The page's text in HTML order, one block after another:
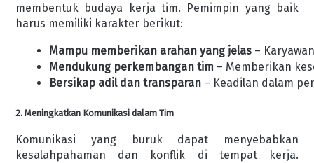
membentuk budaya kerja tim. Pemimpin yang baik
harus memiliki karakter berikut:
Mampu memberikan arahan yang jelas –
Mendukung perkembangan tim – Memberikan
Bersikap adil dan transparan – Keadilan dalam
2. Meningkatkan Komunikasi dalam Tim
Komunikasi yang buruk dapat menyebabkan
kesalahpahaman dan konflik di tempat kerja.